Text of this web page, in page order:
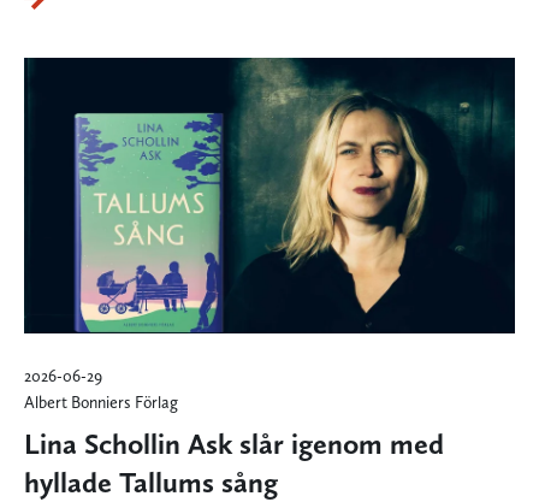
2026-06-29
Albert Bonniers Förlag
Lina Schollin Ask slår igenom med
hyllade Tallums sång